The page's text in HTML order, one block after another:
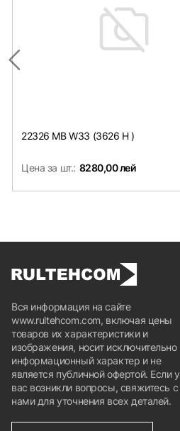
22326 MB W33 (3626 H )
Цена за шт.: 8280,00 лей
Вся информация на сайте
www.rultehcom.com, включая цены
товаров их характеристики и
изображения, носит исключительно
информационный характер и не
является публичной офертой. Если у
вас возникли вопросы, свяжитесь с
нами для уточнения всех деталей.